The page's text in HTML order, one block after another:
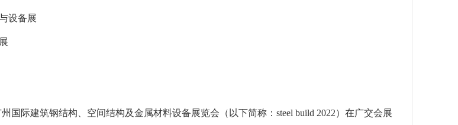
设备展
国际建筑钢结构、空间结构及金属材料设备展览会（以下简称：steel build 2022）在广交会展